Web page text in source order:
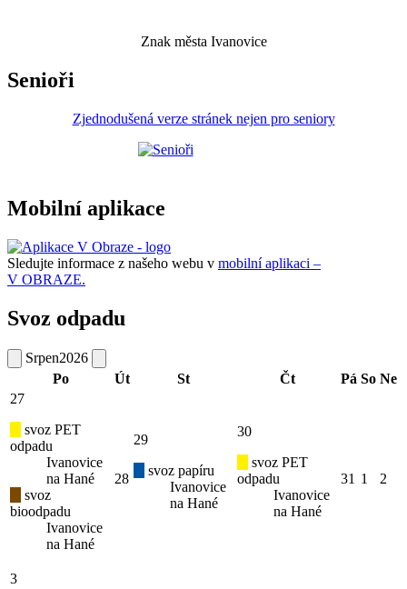
Znak města Ivanovice
Senioři
Zjednodušená verze stránek nejen pro seniory
Mobilní aplikace
Sledujte informace z našeho webu v mobilní aplikaci –
V OBRAZE.
Svoz odpadu
Srpen2026
Po
Út St Čt Pá So Ne
27
svoz PET
odpadu
Ivanovice
na Hané
svoz
bioodpadu
Ivanovice
na Hané
28
29
svoz papíru
Ivanovice
na Hané
30
svoz PET
odpadu
Ivanovice
na Hané
31 1 2
3